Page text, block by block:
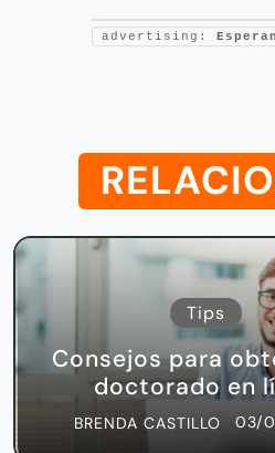
advertising:
Tips
Consejos para
doctorado en
BRENDA CASTILLO 03/